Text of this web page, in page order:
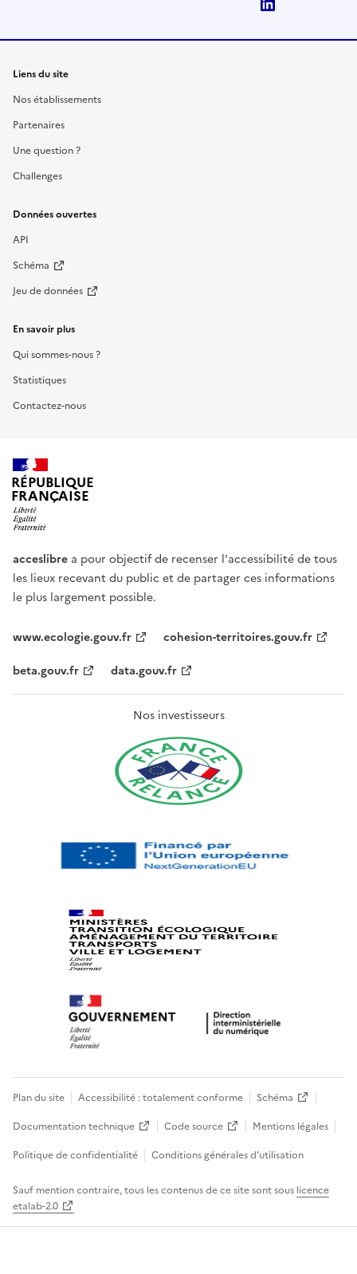
Liens du site
Nos établissements
Partenaires
Une question ?
Challenges
Données ouvertes
API
Schéma
Jeu de données
En savoir plus
Qui sommes-nous ?
Statistiques
Contactez-nous
RÉPUBLIQUE
FRANÇAISE
acceslibre a pour objectif de recenser l'accessibilité de tous
les lieux recevant du public et de partager ces informations
le plus largement possible.
www.ecologie.gouv.fr
cohesion-territoires.gouv.fr
beta.gouv.fr
data.gouv.fr
Nos investisseurs
Plan du site Accessibilité : totalement conforme
Schéma
Documentation technique
Code source
Mentions légales
Politique de confidentialité
Conditions générales d’utilisation
Sauf mention contraire, tous les contenus de ce site sont sous licence
etalab-2.0